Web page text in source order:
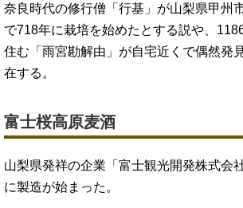
奈良時代の修行僧「行基」が山梨県甲州
で718年に栽培を始めたとする説や、
住む「雨宮勘解由」が自宅近くで偶然発
在する。
富士桜高原麦酒
山梨県発祥の企業「富士観光開発株式会
に製造が始まった。